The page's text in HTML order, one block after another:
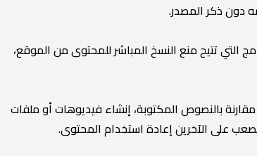
دون ذكر المصدر.
التي تتيح منع النسخ المباشر للمحتوى من الموقع،
بالنصوص المكتوبة، إنشاء فيديوهات أو ملفات
على الآخرين إعادة استخدام المحتوى.